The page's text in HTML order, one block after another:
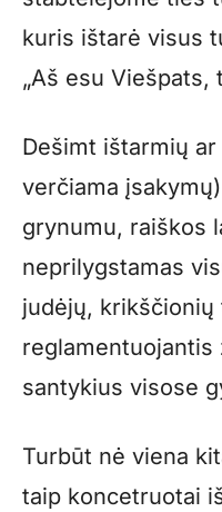
kuris ištarė visus
„Aš esu Viešpats,
Dešimt ištarmių
verčiama
grynumu, raiškos
neprilygstamas
judėjų, krikščionių
reglamentuojantis
santykius visose
Turbūt nė viena
taip koncetruotai